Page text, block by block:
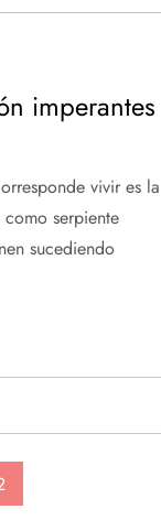
imperantes
vivir es la
serpiente
sucediendo